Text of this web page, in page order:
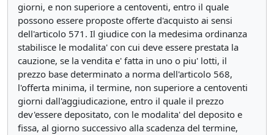
giorni, e non superiore a centoventi, entro il quale
possono essere proposte offerte d'acquisto ai sensi
dell'articolo 571. Il giudice con la medesima ordinanza
stabilisce le modalita' con cui deve essere prestata la
cauzione, se la vendita e' fatta in uno o piu' lotti, il
prezzo base determinato a norma dell'articolo 568,
l'offerta minima, il termine, non superiore a centoventi
giorni dall'aggiudicazione, entro il quale il prezzo
dev'essere depositato, con le modalita' del deposito e
fissa, al giorno successivo alla scadenza del termine,